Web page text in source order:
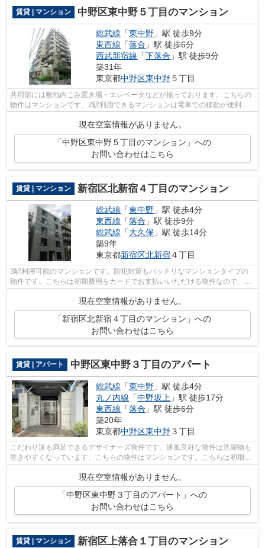
賃貸 | マンション 中野区東中野５丁目のマンション
総武線 「東中野 」駅 徒歩9分
東西線 「落合 」駅 徒歩6分
西武新宿線 「下落合 」駅 徒歩9分
築31年
東京都中野区東中野５丁目
共用部には敷地内ごみ置き場・エレベータなどが揃っております。こちらの
物件はマンションです。2駅利用できるマンションは電車での移動が便利で
す。独創的なデザイナーズマンションで...
現在空室情報がありません。
「中野区東中野５丁目のマンション」への
お問い合わせはこちら
賃貸 | マンション 新宿区北新宿４丁目のマンション
総武線 「東中野 」駅 徒歩4分
東西線 「落合 」駅 徒歩9分
総武線 「大久保 」駅 徒歩14分
築9年
東京都新宿区北新宿４丁目
3駅利用可能のマンションです。防犯対策もバッチリなマンションタイプの
物件です。こちらは初期費用をカードでお支払いいただける物件なので、支
払い手続きの手間が省けます。陽射し溢...
現在空室情報がありません。
「新宿区北新宿４丁目のマンション」への
お問い合わせはこちら
賃貸 | アパート 中野区東中野３丁目のアパート
総武線 「東中野 」駅 徒歩4分
丸ノ内線 「中野坂上 」駅 徒歩17分
東西線 「落合 」駅 徒歩6分
築20年
東京都中野区東中野３丁目
こだわり派も満足できるデザイナーズ物件です。通風良好な物件は洗濯物も
乾きやすくなっています。こちらの物件はマンションです。こちらは初期費
現在空室情報がありません。
「中野区東中野３丁目のアパート」への
お問い合わせはこちら
賃貸 | マンション 新宿区上落合１丁目のマンション